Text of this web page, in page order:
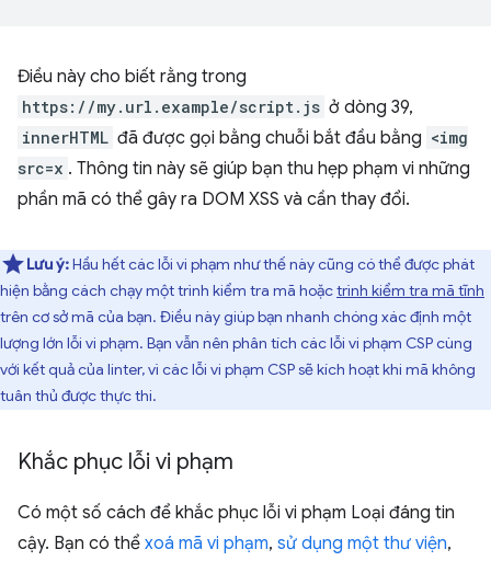
Điều này cho biết rằng trong
https://my.url.example/script.js ở dòng 39,
innerHTML đã được gọi bằng chuỗi bắt đầu bằng <img
src=x . Thông tin này sẽ giúp bạn thu hẹp phạm vi những
phần mã có thể gây ra DOM XSS và cần thay đổi.
Lưu ý:Hầu hết các lỗi vi phạm như thế này cũng có thể được phát
hiện bằng cách chạy một trình kiểm tra mã hoặctrình kiểm tra mã tĩnh
trên cơ sở mã của bạn. Điều này giúp bạn nhanh chóng xác định một
lượng lớn lỗi vi phạm. Bạn vẫn nên phân tích các lỗi vi phạm CSP cùng
với kết quả của linter, vì các lỗi vi phạm CSP sẽ kích hoạt khi mã không
tuân thủ được thực thi.
Khắc phục lỗi vi phạm
Có một số cách để khắc phục lỗi vi phạm Loại đáng tin
cậy. Bạn có thể xoá mã vi phạm, sử dụng một thư viện,